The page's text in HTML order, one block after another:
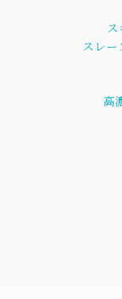
スレー
高